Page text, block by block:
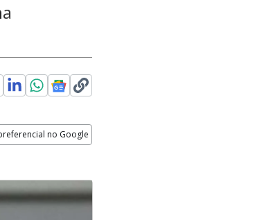
no Google